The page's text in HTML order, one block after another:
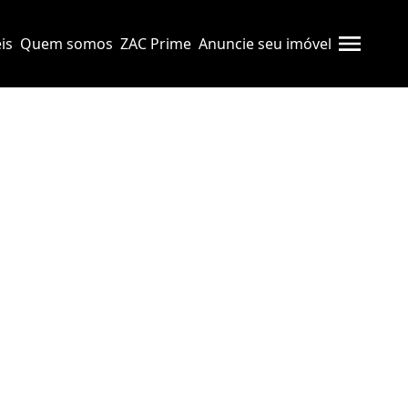
Quem somos ZAC Prime Anuncie seu imóvel